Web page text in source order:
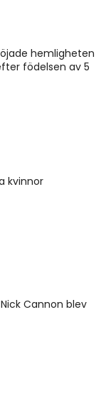
hemligheten
födelsen av 5
kvinnor
Cannon blev